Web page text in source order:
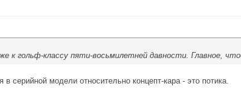
к гольф-классу пяти-восьмилетней давности. Главное,
серийной модели относительно концепт-кара - это потика.